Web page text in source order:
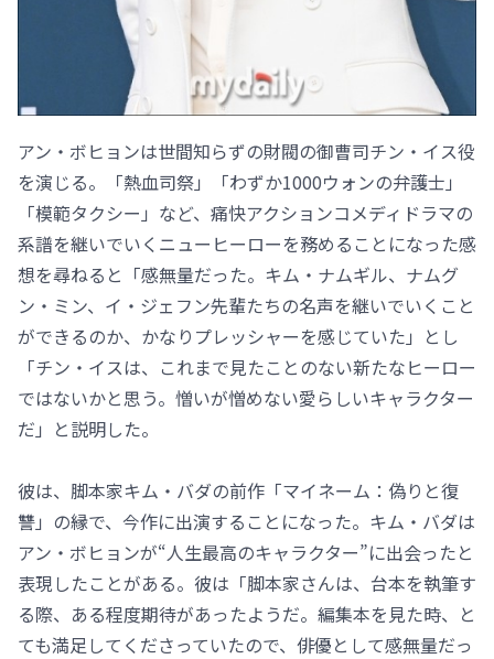
アン・ボヒョンは世間知らずの財閥の御曹司チン・イス役
を演じる。「熱血司祭」「わずか1000ウォンの弁護士」
「模範タクシー」など、痛快アクションコメディドラマの
系譜を継いでいくニューヒーローを務めることになった感
想を尋ねると「感無量だった。キム・ナムギル、ナムグ
ン・ミン、イ・ジェフン先輩たちの名声を継いでいくこと
ができるのか、かなりプレッシャーを感じていた」とし
「チン・イスは、これまで見たことのない新たなヒーロー
ではないかと思う。憎いが憎めない愛らしいキャラクター
だ」と説明した。
彼は、脚本家キム・バダの前作「マイネーム：偽りと復
讐」の縁で、今作に出演することになった。キム・バダは
アン・ボヒョンが“人生最高のキャラクター”に出会ったと
表現したことがある。彼は「脚本家さんは、台本を執筆す
る際、ある程度期待があったようだ。編集本を見た時、と
ても満足してくださっていたので、俳優として感無量だっ